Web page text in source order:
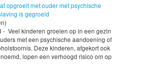
opgroeit met ouder met psychische
is gegroeid
- Veel kinderen groeien op in een gezin
met een psychische aandoening of
Deze kinderen, afgekort ook
lopen een verhoogd risico om op